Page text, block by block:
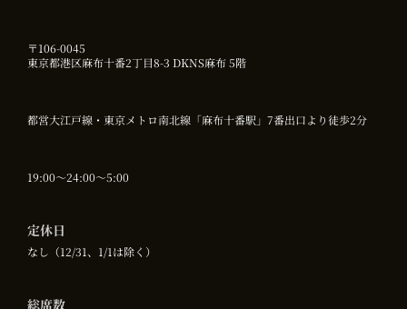
〒106-0045
東京都港区麻布十番2丁目8-3 DKNS麻布 5階
都営大江戸線・東京メトロ南北線「麻布十番駅」7番出口より徒歩2分
19:00〜24:00～5:00
定休日
なし（12/31、1/1は除く）
総席数